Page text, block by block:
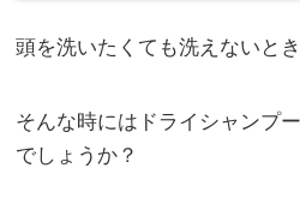
頭を洗いたくても洗えないと
そんな時にはドライシャンプ
でしょうか？